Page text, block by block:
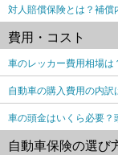
対人賠償保険とは？補
費用・コスト
車のレッカー費用相場
自動車の購入費用の内訳
車の頭金はいくら必要
自動車保険の選び